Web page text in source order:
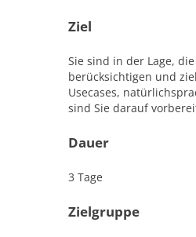
Ziel
Sie sind in der Lage,
berücksichtigen und
Usecases,
sind Sie darauf
Dauer
3 Tage
Zielgruppe